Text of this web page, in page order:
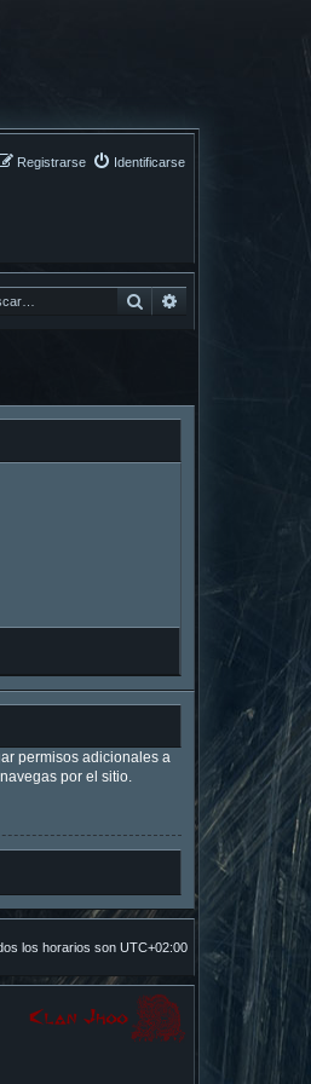
Identificarse
Registrarse
Buscar
permisos adicionales a
por el sitio.
los horarios son UTC+02:00